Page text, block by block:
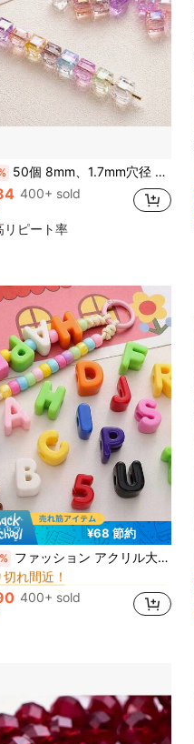
50個 8mm、1.7mm穴径 カラフル正方形アクリルキューブスペーサービーズ ジュエリー作り、ブレスレット ネックレス装飾用素材、アメリカ (独立記念日、ハロウィン、イニシャル)
400+ sold
リピート率
¥68 節約
ファッション アクリル大穴英字ビーズ 20個入り、DIYフォンストラップ、カジュアルシューチャーム、ハンドメイドアクセサリー、ホリデーギフトに適しています
ストセラー グラマラス ビーズ&ビーズ用品
切れ間近！
ストセラー
切れ間近！
ストセラー
切れ間近！
ストセラー
れ間近！
400+ sold